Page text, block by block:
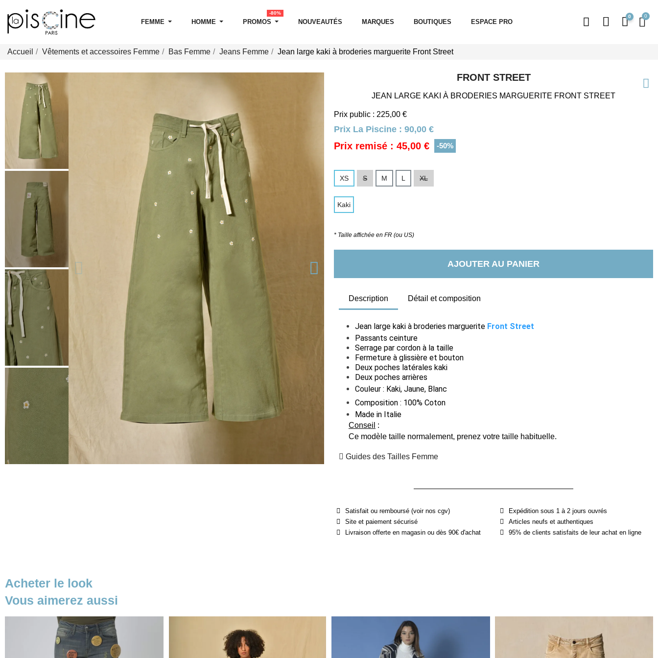
FEMME HOMME PROMOS
-80%
NOUVEAUTÉS MARQUES BOUTIQUES ESPACE PRO
0
Accueil Vêtements et accessoires Femme Bas Femme Jeans Femme Jean large kaki à broderies marguerite Front Street
FRONT STREET
JEAN LARGE KAKI À BRODERIES MARGUERITE FRONT STREET
Prix public : 225,00 €
Prix La Piscine : 90,00 €
Prix remisé : 45,00 € -50%
XS S M L XL
Kaki
* Taille affichée en FR (ou US)
AJOUTER AU PANIER
Description Détail et composition
Jean large kaki à broderies marguerite Front Street
Passants ceinture
Serrage par cordon à la taille
Fermeture à glissière et bouton
Deux poches latérales kaki
Deux poches arrières
Couleur : Kaki, Jaune, Blanc
Composition : 100% Coton
Made in Italie
Conseil :
Ce modèle taille normalement, prenez votre taille habituelle.
Guides des Tailles Femme
Satisfait ou remboursé (voir nos cgv)
Site et paiement sécurisé
Livraison offerte en magasin ou dès 90€ d'achat
Expédition sous 1 à 2 jours ouvrés
Articles neufs et authentiques
95% de clients satisfaits de leur achat en ligne
Acheter le look
Vous aimerez aussi